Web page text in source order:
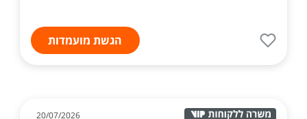
הגשת מועמדות
20/07/2026